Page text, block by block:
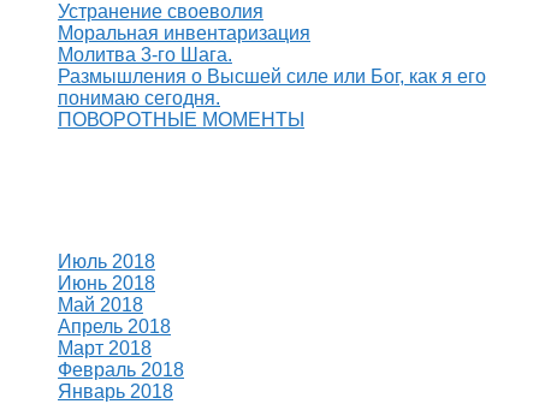
Устранение своеволия
Моральная инвентаризация
Молитва 3-го Шага.
Размышления о Высшей силе или Бог, как я его
понимаю сегодня.
ПОВОРОТНЫЕ МОМЕНТЫ
Июль 2018
Июнь 2018
Май 2018
Апрель 2018
Март 2018
Февраль 2018
Январь 2018